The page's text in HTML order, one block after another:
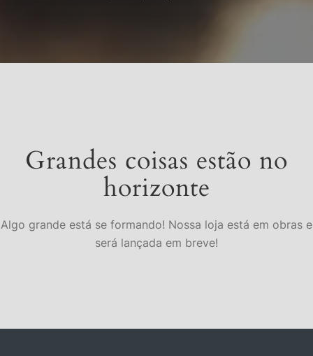
Grandes coisas estão no
horizonte
Algo grande está se formando! Nossa loja está em obras e
será lançada em breve!